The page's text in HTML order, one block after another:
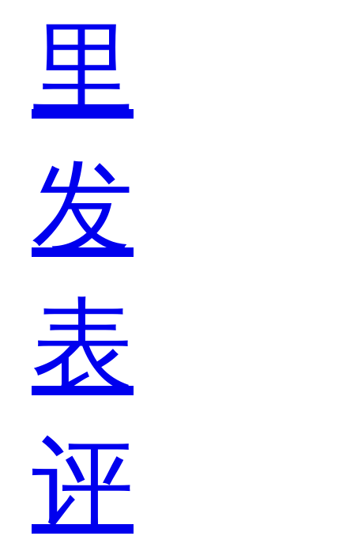
挑
选
手
机
里
发
表
评